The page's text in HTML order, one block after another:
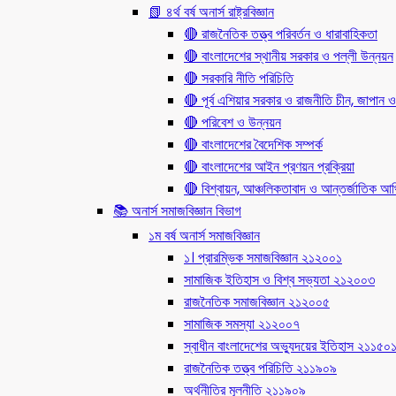
📗 ৪র্থ বর্ষ অনার্স রাষ্ট্রবিজ্ঞান
🔴 রাজনৈতিক তত্ত্ব পরিবর্তন ও ধারাবাহিকতা
🔴 বাংলাদেশের স্থানীয় সরকার ও পল্লী উন্নয়ন
🔴 সরকারি নীতি পরিচিতি
🔴 পূর্ব এশিয়ার সরকার ও রাজনীতি চীন, জাপান
🔴 পরিবেশ ও উন্নয়ন
🔴 বাংলাদেশের বৈদেশিক সম্পর্ক
🔴 বাংলাদেশের আইন প্রণয়ন প্রক্রিয়া
🔴 বিশ্বায়ন, আঞ্চলিকতাবাদ ও আন্তর্জাতিক
📚 অনার্স সমাজবিজ্ঞান বিভাগ
১ম বর্ষ অনার্স সমাজবিজ্ঞান
১। প্রারম্ভিক সমাজবিজ্ঞান ২১২০০১
সামাজিক ইতিহাস ও বিশ্ব সভ্যতা ২১২০০৩
রাজনৈতিক সমাজবিজ্ঞান ২১২০০৫
সামাজিক সমস্যা ২১২০০৭
স্বাধীন বাংলাদেশের অভ্যুদয়ের ইতিহাস ২১১৫০১
রাজনৈতিক তত্ত্ব পরিচিতি ২১১৯০৯
অর্থনীতির মূলনীতি ২১১৯০৯